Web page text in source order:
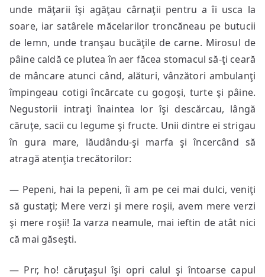
unde măţarii îşi agăţau cârnaţii pentru a îi usca la
soare, iar satârele măcelarilor troncăneau pe butucii
de lemn, unde tranşau bucăţile de carne. Mirosul de
pâine caldă ce plutea în aer făcea stomacul să-ţi ceară
de mâncare atunci când, alături, vânzători ambulanţi
împingeau cotigi încărcate cu gogoşi, turte şi pâine.
Negustorii intraţi înaintea lor îşi descărcau, lângă
căruţe, sacii cu legume şi fructe. Unii dintre ei strigau
în gura mare, lăudându-şi marfa şi încercând să
atragă atenţia trecătorilor:
— Pepeni, hai la pepeni, îi am pe cei mai dulci, veniţi
să gustaţi; Mere verzi şi mere roşii, avem mere verzi
şi mere roşii! Ia varza neamule, mai ieftin de atât nici
că mai găseşti.
— Prr, ho! căruţaşul îşi opri calul şi întoarse capul